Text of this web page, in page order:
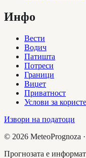
Инфо
Вести
Водич
Патишта
Потреси
Граници
Виџет
Приватност
Услови за
Извори на податоци
© 2026 MeteoPrognoza ·
Прогнозата е